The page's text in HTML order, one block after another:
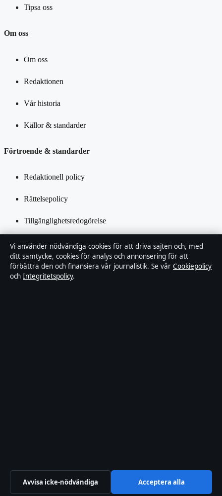
Tipsa oss
Om oss
Om oss
Redaktionen
Vår historia
Källor & standarder
Förtroende & standarder
Redaktionell policy
Rättelsepolicy
Tillgänglighetsredogörelse
Integritetspolicy
Kändisar & integritet
Vi använder nödvändiga cookies för att driva sajten och, med
ditt samtycke, cookies för analys och annonsering för att
förbättra den och finansiera vår journalistik. Se vår Cookiepolicy
och Integritetspolicy.
Avvisa icke-nödvändiga Acceptera alla